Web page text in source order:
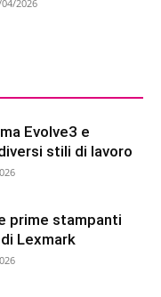
2026
Evolve3 e
stili di lavoro
prime stampanti
Lexmark